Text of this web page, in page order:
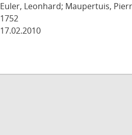
Euler, Leonhard; Maupertuis,
1752
17.02.2010